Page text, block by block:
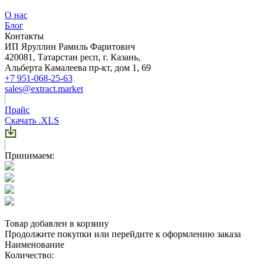
О нас
Блог
Контакты
ИП Яруллин Рамиль Фаритович
420081, Татарстан респ, г. Казань,
Альберта Камалеева пр-кт, дом 1, 69
+7 951-068-25-63
sales@extract.market
Прайс
Скачать .XLS
Принимаем:
Товар добавлен в корзину
Продолжите покупки или перейдите к оформлению заказа
Наименование
Количество: